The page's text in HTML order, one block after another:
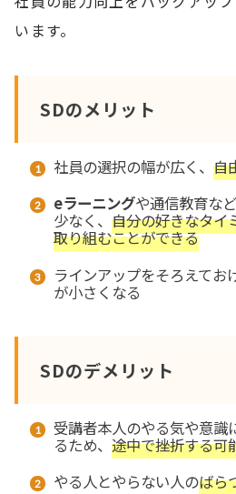
います。
SDのメリット
社員の選択の幅が広く、自
eラーニングや通信教育な
少なく、自分の好きなタイ
取り組むことができる
ラインアップをそろえてお
が小さくなる
SDのデメリット
受講者本人のやる気や意識
るため、途中で挫折する可
やる人とやらない人のばら